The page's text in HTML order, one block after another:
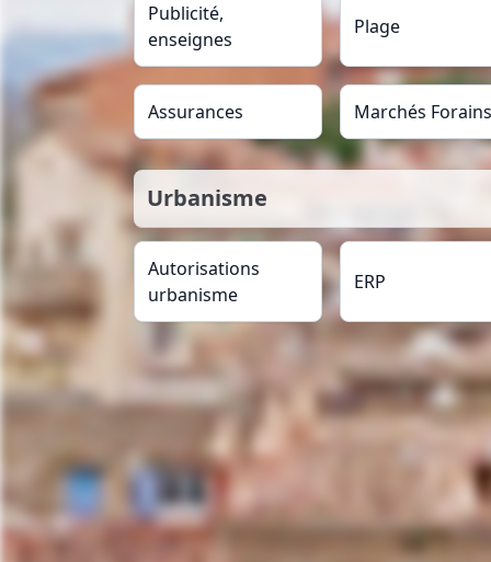
Publicité,
enseignes
Plage
Assurances Marchés Forains
Urbanisme
Autorisations
urbanisme
ERP